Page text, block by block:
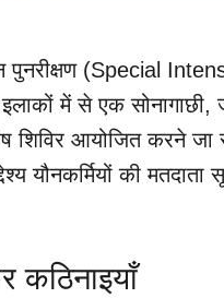
पुनरीक्षण (Special
में से एक सोनागाछी,
शिविर आयोजित करने जा
यौनकर्मियों की मतदाता
कठिनाइयाँ